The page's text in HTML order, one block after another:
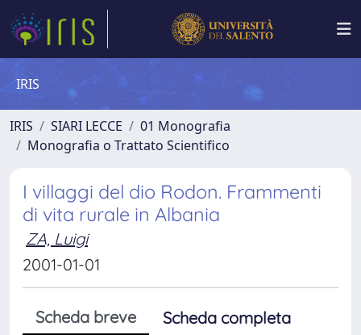
IRIS
IRIS SIARI LECCE
01 Monografia
Monografia o Trattato Scientifico
I villaggi del dio Rodon. Frammenti
di vita rurale in Albania
ZA, Luigi
2001-01-01
Scheda breve
Scheda completa